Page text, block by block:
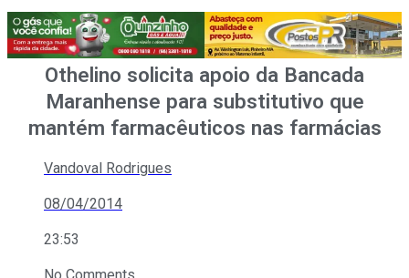
Othelino solicita apoio da Bancada
Maranhense para substitutivo que
mantém farmacêuticos nas farmácias
Vandoval Rodrigues
08/04/2014
23:53